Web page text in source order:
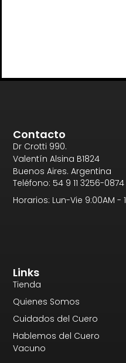
Links
Tienda
Quienes Somos
Cuidados del Cuero
Hablemos del Cuero
Vacuno
Contacto
Dr Crotti 990.
Valentín Alsina B1824
Buenos Aires. Argentina
Teléfono: 54 9 11 3256-0874
Horarios: Lun-Vie 9:00AM -